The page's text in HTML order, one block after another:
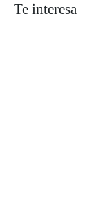
Te interesa